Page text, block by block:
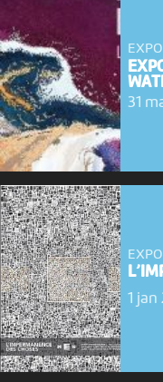
31
1 jan